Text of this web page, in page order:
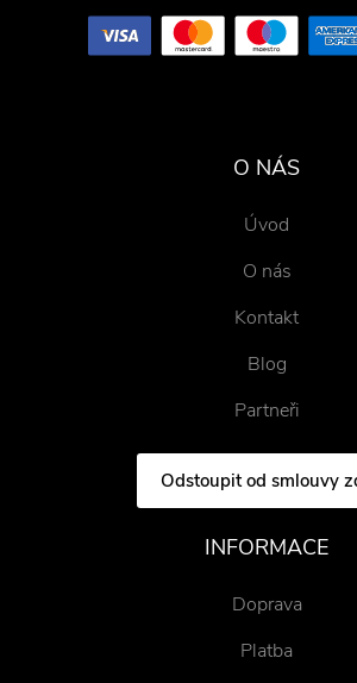
O NÁS
Úvod
O nás
Kontakt
Blog
Partneři
Odstoupit od smlouvy
INFORMACE
Doprava
Platba